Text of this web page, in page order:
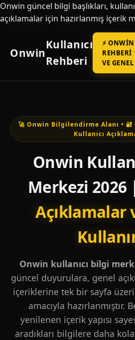
Onwin güncel bilgi başlıkları,
açıklamalar için hazırlanmış içerik
Onwin
Kullanıcı
Rehberi
⚡
REHBERI
VE
🚀 Onwin Bilgilendirme Alanı •
Kullanıcı
Onwin
Merkezi 2026
Açıklamalar
Onwin kullanıcı bilgi
güncel duyurulara, genel
içeriklerine tek bir sayfa
amacıyla hazırlanmıştır.
yenilenen içerik yapısı
aradıkları bilgilere daha